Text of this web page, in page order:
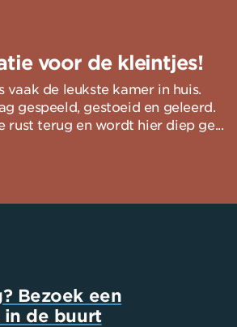
voor de kleintjes!
vaak de leukste kamer in huis.
gespeeld, gestoeid en geleerd.
rust terug en wordt hier diep ge...
Bezoek een
de buurt